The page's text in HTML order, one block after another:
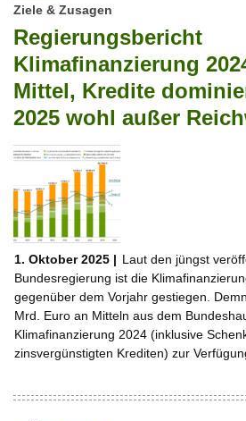
Ziele & Zusagen
Regierungsbericht
Klimafinanzierung
Mittel, Kredite
2025 wohl außer
1. Oktober 2025 | Laut den jüngst
Bundesregierung ist die
gegenüber dem Vorjahr gestiegen.
Mrd. Euro an Mitteln aus dem
Klimafinanzierung 2024 (inklusive
zinsvergünstigten Krediten) zur